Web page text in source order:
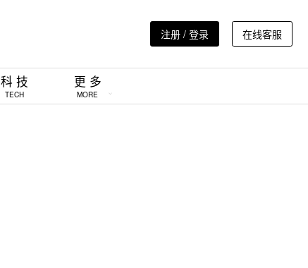
注册 / 登录 在线客服
科 技
TECH
更 多
MORE